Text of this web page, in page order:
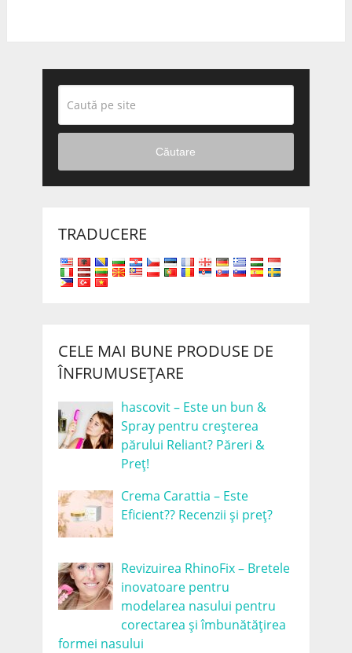
Căutare
TRADUCERE
CELE MAI BUNE PRODUSE DE
ÎNFRUMUSEȚARE
hascovit – Este un bun &
Spray pentru creșterea
părului Reliant? Păreri &
Preț!
Crema Carattia – Este
Eficient?? Recenzii și preț?
Revizuirea RhinoFix – Bretele
inovatoare pentru
modelarea nasului pentru
corectarea și îmbunătățirea
formei nasului